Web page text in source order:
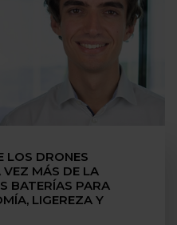
LOS DRONES
VEZ MÁS DE LA
BATERÍAS PARA
LIGEREZA Y